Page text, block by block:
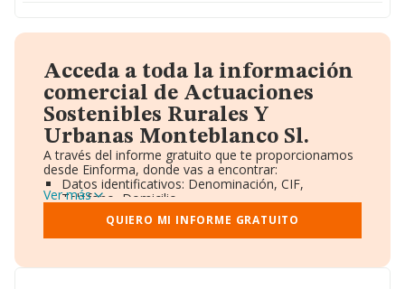
Acceda a toda la información
comercial de Actuaciones
Sostenibles Rurales Y
Urbanas Monteblanco Sl.
A través del informe gratuito que te proporcionamos
desde Einforma, donde vas a encontrar:
Datos identificativos: Denominación, CIF,
Teléfono, Domicilio.
Informe Mercantil Completo (BORME).
Gráficos de Evolución Ventas y Empleados.
Consejo de Administración y Administradores.
Accionistas.
Ver más
QUIERO MI INFORME GRATUITO